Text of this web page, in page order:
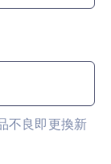
不良即更換新